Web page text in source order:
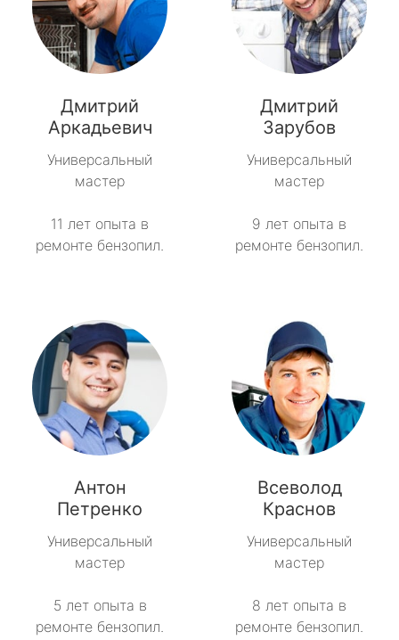
Дмитрий
Аркадьевич
Универсальный
мастер
11 лет опыта в
ремонте бензопил.
Дмитрий
Зарубов
Универсальный
мастер
9 лет опыта в
ремонте бензопил.
Антон
Петренко
Универсальный
мастер
5 лет опыта в
ремонте бензопил.
Всеволод
Краснов
Универсальный
мастер
8 лет опыта в
ремонте бензопил.